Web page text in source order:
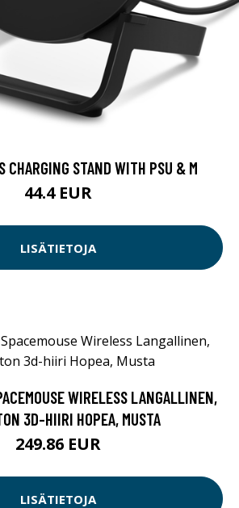
CHARGING STAND WITH PSU & M
44.4 EUR
LISÄTIETOJA
WIRELESS LANGALLINEN,
3D-HIIRI HOPEA, MUSTA
249.86 EUR
LISÄTIETOJA